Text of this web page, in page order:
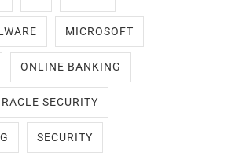
MICROSOFT
ONLINE BANKING
SECURITY
SECURITY